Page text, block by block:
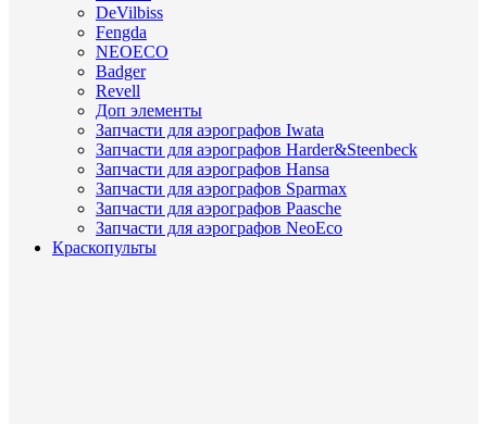
DeVilbiss
Fengda
NEOECO
Badger
Revell
Доп элементы
Запчасти для аэрографов Iwata
Запчасти для аэрографов Harder&Steenbeck
Запчасти для аэрографов Hansa
Запчасти для аэрографов Sparmax
Запчасти для аэрографов Paasche
Запчасти для аэрографов NeoEco
Краскопульты